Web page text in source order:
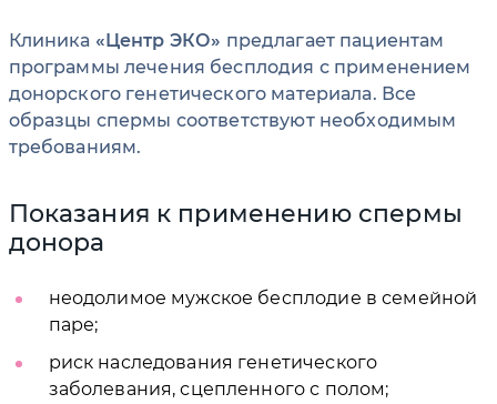
Клиника Центр ЭКО
предлагает пациентам
программы лечения бесплодия с применением
донорского генетического материала. Все
образцы спермы соответствуют необходимым
требованиям.
Показания к применению спермы
донора
неодолимое мужское бесплодие в семейной
паре;
риск наследования генетического
заболевания, сцепленного с полом;